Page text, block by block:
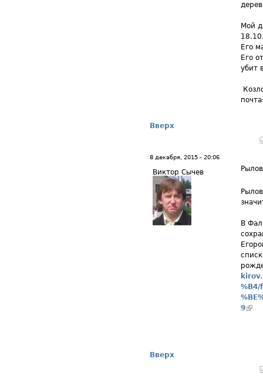
Мой
Его
Его
убит
Вверх
8 декабря, 2015 - 20:06
Виктор Сычев
В
%B4/
9
Вверх